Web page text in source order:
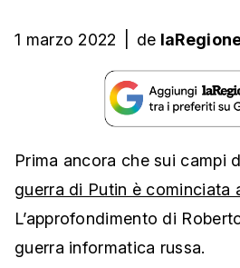
1 marzo 2022 de
Prima ancora che sui campi
guerra di Putin è cominciata
L’approfondimento di
guerra informatica russa.